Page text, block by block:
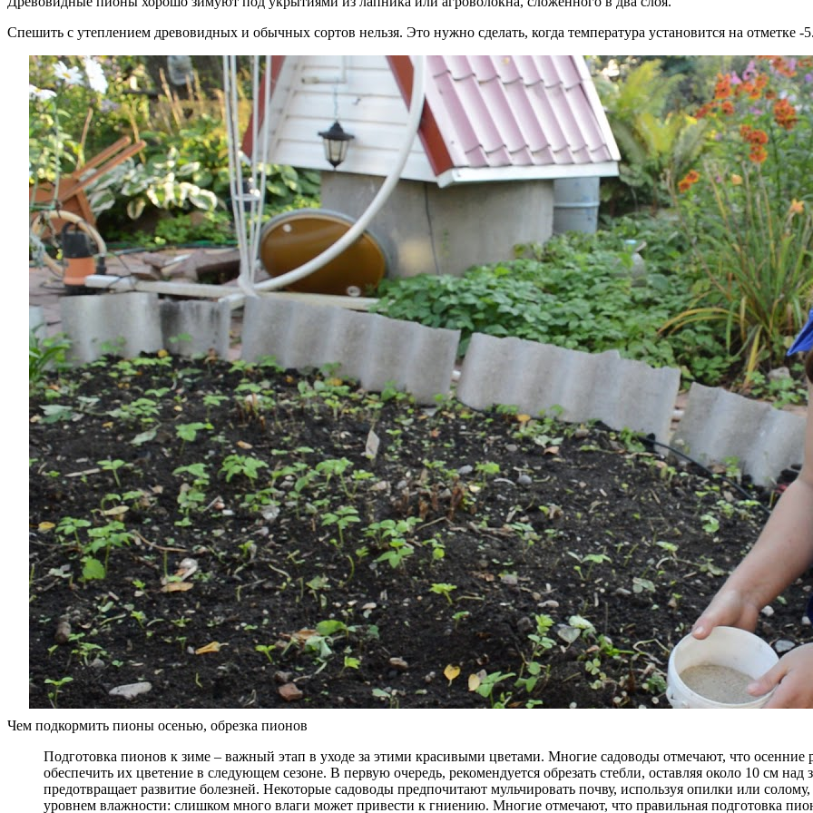
Спешить с утеплением древовидных и обычных сортов нельзя. Это нужно сделать, когда температура установится на отметке -
Чем подкормить пионы осенью, обрезка пионов
Подготовка пионов к зиме – важный этап в уходе за этими красивыми цветами. Многие садоводы отмечают, что осенние
обеспечить их цветение в следующем сезоне. В первую очередь, рекомендуется обрезать стебли, оставляя около 10 см
предотвращает развитие болезней. Некоторые садоводы предпочитают мульчировать почву, используя опилки или
уровнем влажности: слишком много влаги может привести к гниению. Многие отмечают, что правильная подготовка